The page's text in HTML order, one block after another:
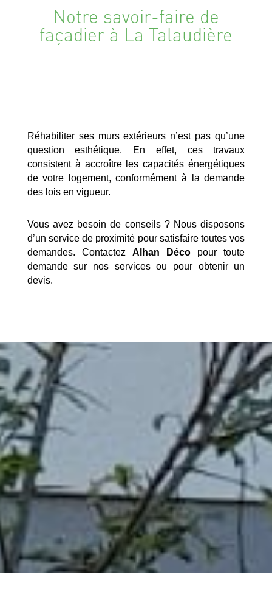
Notre savoir-faire de
façadier à La Talaudière
Réhabiliter ses murs extérieurs n’est pas qu’une
question esthétique. En effet, ces travaux
consistent à accroître les capacités énergétiques
de votre logement, conformément à la demande
des lois en vigueur.
Vous avez besoin de conseils ? Nous disposons
d’un service de proximité pour satisfaire toutes vos
demandes. Contactez Alhan Déco pour toute
demande sur nos services ou pour obtenir un
devis.